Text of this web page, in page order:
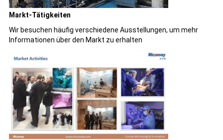
Markt-Tätigkeiten
Wir besuchen häufig verschiedene Ausstellungen, um mehr
Informationen über den Markt zu erhalten